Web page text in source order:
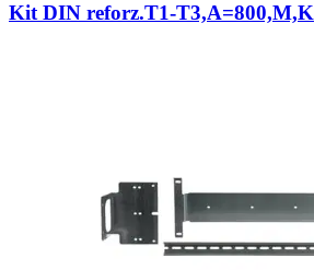
Kit DIN reforz.T1-T3,A=800,M,K